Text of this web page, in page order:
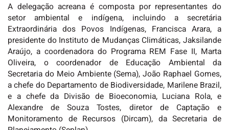
A delegação acreana é composta por representantes do
setor ambiental e indígena, incluindo a secretária
Extraordinária dos Povos Indígenas, Francisca Arara, a
presidente do Instituto de Mudanças Climáticas, Jaksilande
Araújo, a coordenadora do Programa REM Fase II, Marta
Oliveira, o coordenador de Educação Ambiental da
Secretaria do Meio Ambiente (Sema), João Raphael Gomes,
a chefe do Departamento de Biodiversidade, Marilene Brazil,
e a chefe da Divisão de Bioeconomia, Luciana Rola, e
Alexandre de Souza Tostes, diretor de Captação e
Monitoramento de Recursos (Dircam), da Secretaria de